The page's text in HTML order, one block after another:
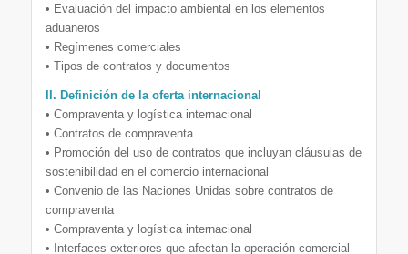
• Evaluación del impacto ambiental en los elementos
aduaneros
• Regímenes comerciales
• Tipos de contratos y documentos
II. Definición de la oferta internacional
• Compraventa y logística internacional
• Contratos de compraventa
• Promoción del uso de contratos que incluyan cláusulas de
sostenibilidad en el comercio internacional
• Convenio de las Naciones Unidas sobre contratos de
compraventa
• Compraventa y logística internacional
• Interfaces exteriores que afectan la operación comercial